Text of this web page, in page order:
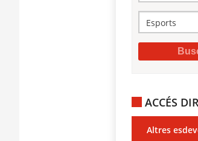
ACCÉS
Altres